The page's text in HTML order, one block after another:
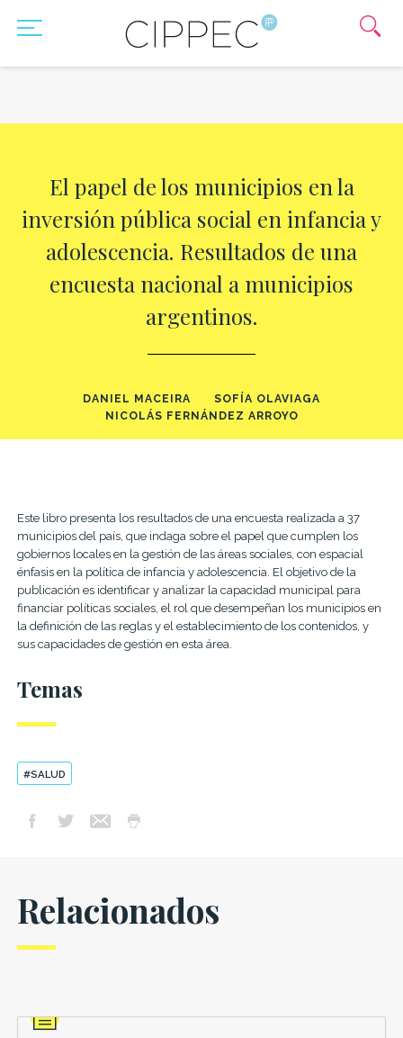
El papel de los municipios en la
inversión pública social en infancia y
adolescencia. Resultados de una
encuesta nacional a municipios
argentinos.
DANIEL MACEIRA
SOFÍA OLAVIAGA
NICOLÁS FERNÁNDEZ ARROYO
Este libro presenta los resultados de una encuesta realizada a 37
municipios del país, que indaga sobre el papel que cumplen los
gobiernos locales en la gestión de las áreas sociales, con espacial
énfasis en la política de infancia y adolescencia. El objetivo de la
publicación es identificar y analizar la capacidad municipal para
financiar políticas sociales, el rol que desempeñan los municipios en
la definición de las reglas y el establecimiento de los contenidos, y
sus capacidades de gestión en esta área.
Temas
#SALUD
Relacionados